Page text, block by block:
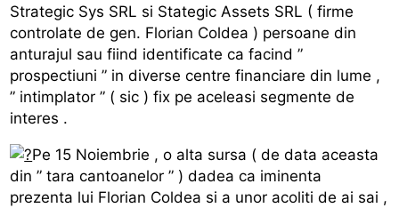
Strategic Sys SRL si Stategic Assets SRL ( firme
controlate de gen. Florian Coldea ) persoane din
anturajul sau fiind identificate ca facind ”
prospectiuni ” in diverse centre financiare din lume ,
” intimplator ” ( sic ) fix pe aceleasi segmente de
interes .
Pe 15 Noiembrie , o alta sursa ( de data aceasta
din ” tara cantoanelor ” ) dadea ca iminenta
prezenta lui Florian Coldea si a unor acoliti de ai sai ,